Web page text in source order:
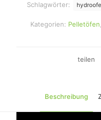
Kategorien: Pelletöfen
Schlagwörter:
teilen
Beschreibung